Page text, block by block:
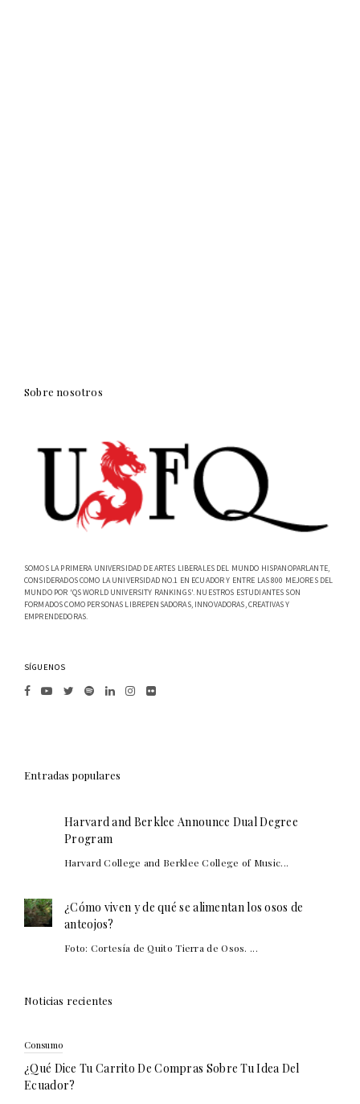
Sobre nosotros
SOMOS LA PRIMERA UNIVERSIDAD DE ARTES LIBERALES DEL MUNDO HISPANOPARLANTE,
CONSIDERADOS COMO LA UNIVERSIDAD NO.1 EN ECUADOR Y ENTRE LAS 800 MEJORES DEL
MUNDO POR 'QS WORLD UNIVERSITY RANKINGS'. NUESTROS ESTUDIANTES SON
FORMADOS COMO PERSONAS LIBREPENSADORAS, INNOVADORAS, CREATIVAS Y
EMPRENDEDORAS.
SÍGUENOS
Entradas populares
Harvard and Berklee Announce Dual Degree
Program
Harvard College and Berklee College of Music...
¿Cómo viven y de qué se alimentan los osos de
anteojos?
Foto: Cortesía de Quito Tierra de Osos. ...
Noticias recientes
Consumo
¿Qué Dice Tu Carrito De Compras Sobre Tu Idea Del
Ecuador?